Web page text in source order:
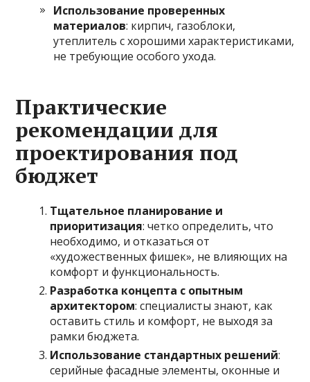
Использование проверенных
материалов: кирпич, газоблоки,
утеплитель с хорошими характеристиками,
не требующие особого ухода.
Практические
рекомендации для
проектирования под
бюджет
Тщательное планирование и
приоритизация: четко определить, что
необходимо, и отказаться от
«художественных фишек», не влияющих на
комфорт и функциональность.
Разработка концепта с опытным
архитектором: специалисты знают, как
оставить стиль и комфорт, не выходя за
рамки бюджета.
Использование стандартных решений:
серийные фасадные элементы, оконные и